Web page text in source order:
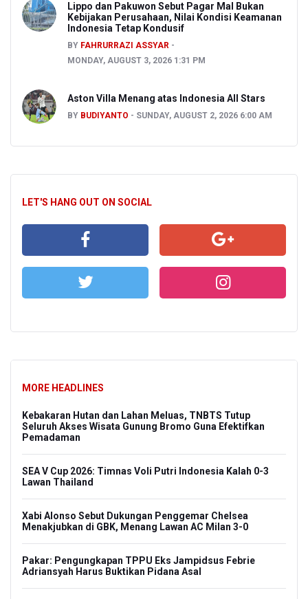
Lippo dan Pakuwon Sebut Pagar Mal Bukan
Kebijakan Perusahaan, Nilai Kondisi Keamanan
Indonesia Tetap Kondusif
BY FAHRURRAZI ASSYAR
MONDAY, AUGUST 3, 2026 1:31 PM
Aston Villa Menang atas Indonesia All Stars
BY BUDIYANTO SUNDAY, AUGUST 2, 2026 6:00 AM
LET'S HANG OUT ON SOCIAL
MORE HEADLINES
Kebakaran Hutan dan Lahan Meluas, TNBTS Tutup
Seluruh Akses Wisata Gunung Bromo Guna Efektifkan
Pemadaman
SEA V Cup 2026: Timnas Voli Putri Indonesia Kalah 0-3
Lawan Thailand
Xabi Alonso Sebut Dukungan Penggemar Chelsea
Menakjubkan di GBK, Menang Lawan AC Milan 3-0
Pakar: Pengungkapan TPPU Eks Jampidsus Febrie
Adriansyah Harus Buktikan Pidana Asal